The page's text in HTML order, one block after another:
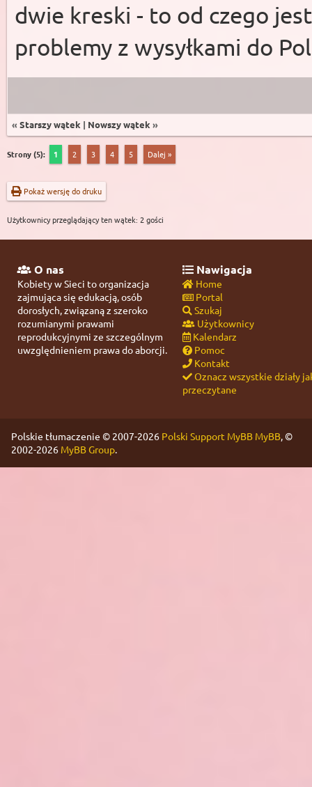
dwie kreski - to od czego
problemy z wysyłkami do
« Starszy wątek | Nowszy wątek »
Strony (5): 1 2 3 4 5 Dalej »
Pokaż wersję do druku
Użytkownicy przeglądający ten wątek: 2 gości
O nas
Kobiety w Sieci to organizacja
zajmująca się edukacją, osób
dorosłych, związaną z szeroko
rozumianymi prawami
reprodukcyjnymi ze szczególnym
uwzględnieniem prawa do aborcji.
Nawigacja
Home
Portal
Szukaj
Użytkownicy
Kalendarz
Pomoc
Kontakt
Oznacz wszystkie działy
przeczytane
Polskie tłumaczenie © 2007-2026 Polski Support MyBB MyBB, ©
2002-2026 MyBB Group.